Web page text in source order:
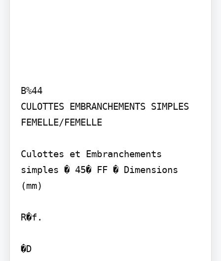
B%44
CULOTTES EMBRANCHEMENTS SIMPLES
FEMELLE/FEMELLE
Culottes et Embranchements
simples � 45� FF � Dimensions
(mm)
R�f.
�D